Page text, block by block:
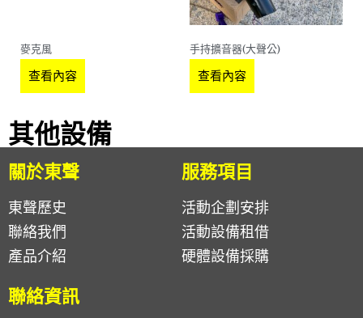
麥克風
查看內容
手持擴音器(大聲公)
查看內容
其他設備
關於東聲
東聲歷史
聯絡我們
產品介紹
服務項目
活動企劃安排
活動設備租借
硬體設備採購
聯絡資訊